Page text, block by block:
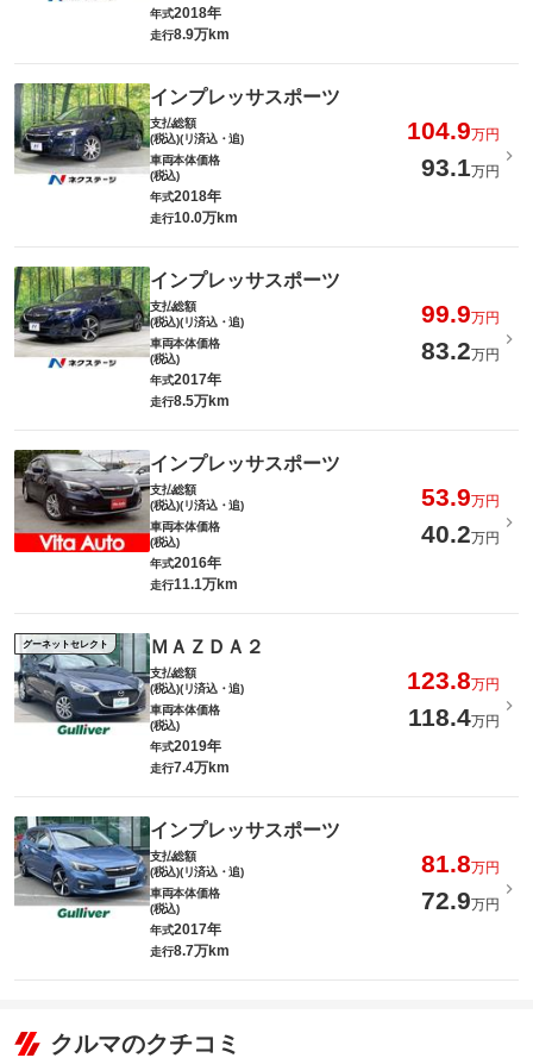
年式2018年
走行8.9万km
インプレッサスポーツ
支払総額
(税込)(リ済込・追)
104.9万円
車両本体価格
(税込)
93.1万円
年式2018年
走行10.0万km
インプレッサスポーツ
支払総額
(税込)(リ済込・追)
99.9万円
車両本体価格
(税込)
83.2万円
年式2017年
走行8.5万km
インプレッサスポーツ
支払総額
(税込)(リ済込・追)
53.9万円
車両本体価格
(税込)
40.2万円
年式2016年
走行11.1万km
グーネットセレクト ＭＡＺＤＡ２
支払総額
(税込)(リ済込・追)
123.8万円
車両本体価格
(税込)
118.4万円
年式2019年
走行7.4万km
インプレッサスポーツ
支払総額
(税込)(リ済込・追)
81.8万円
車両本体価格
(税込)
72.9万円
年式2017年
走行8.7万km
クルマのクチコミ